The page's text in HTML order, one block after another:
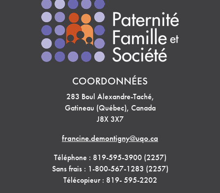
COORDONNÉES
283 Boul Alexandre-Taché,
Gatineau (Québec), Canada
J8X 3X7
francine.demontigny@uqo.ca
Téléphone : 819-595-3900 (2257)
Sans frais : 1-800-567-1283 (2257)
Télécopieur : 819- 595-2202